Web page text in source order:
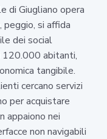
di Giugliano opera
si affida
dei social
120.000 abitanti,
tangibile.
cercano servizi
per acquistare
appaiono nei
non navigabili